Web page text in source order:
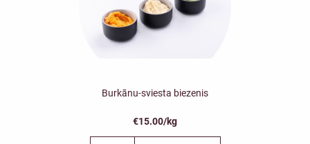
Burkānu-sviesta biezenis
€15.00/kg